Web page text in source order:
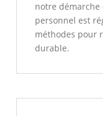
notre
personnel est
méthodes pour
durable.